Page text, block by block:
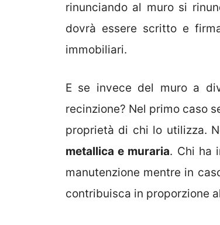
rinunciando al muro si
dovrà essere scritto e
immobiliari.
E se invece del muro a
recinzione? Nel primo caso
proprietà di chi lo utilizza.
metallica e muraria. Chi ha
manutenzione mentre in
contribuisca in proporzione